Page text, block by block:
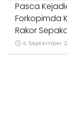
Pasca
Forkopimda
Rakor
4 September